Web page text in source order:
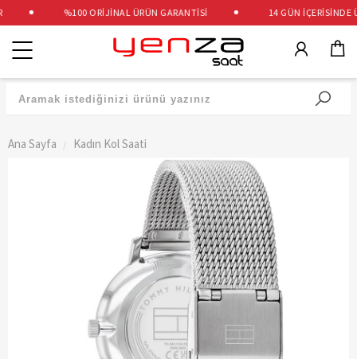
%100 ORİJİNAL ÜRÜN GARANTİSİ 14 GÜN İÇERİSİNDE
Kategoriler
Ana Sayfa Kadın Kol Saati